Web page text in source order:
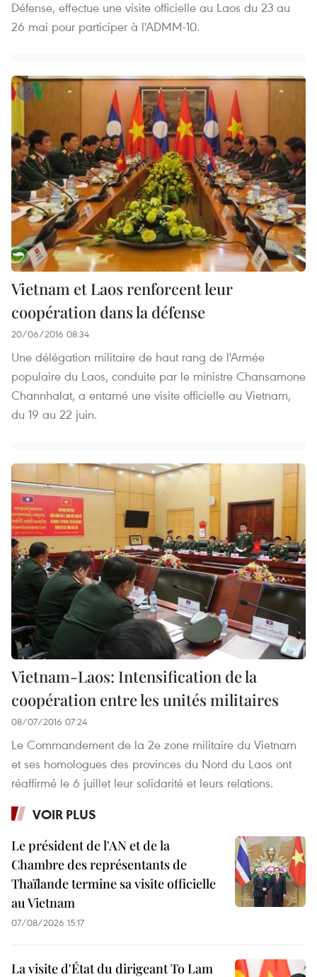
Défense, effectue une visite officielle au Laos du 23 au
26 mai pour participer à l'ADMM-10.
Vietnam et Laos renforcent leur
coopération dans la défense
20/06/2016 08:34
Une délégation militaire de haut rang de l'Armée
populaire du Laos, conduite par le ministre Chansamone
Channhalat, a entamé une visite officielle au Vietnam,
du 19 au 22 juin.
Vietnam-Laos: Intensification de la
coopération entre les unités militaires
08/07/2016 07:24
Le Commandement de la 2e zone militaire du Vietnam
et ses homologues des provinces du Nord du Laos ont
réaffirmé le 6 juillet leur solidarité et leurs relations.
VOIR PLUS
Le président de l'AN et de la
Chambre des représentants de
Thaïlande termine sa visite officielle
au Vietnam
07/08/2026 15:17
La visite d'État du dirigeant To Lam